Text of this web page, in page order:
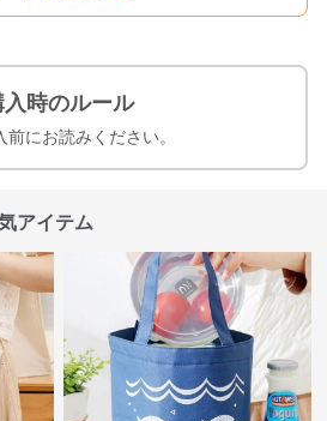
入時のルール
前にお読みください。
アイテム